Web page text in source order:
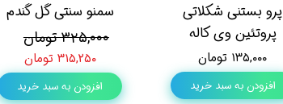
پرو بستنی شکلاتی
پروتئین وی کاله
۱۳۵,۰۰۰ تومان
افزودن به سبد خرید
سمنو سنتی گل گندم
۳۲۵,۰۰۰ تومان
۳۱۵,۲۵۰ تومان
افزودن به سبد خرید